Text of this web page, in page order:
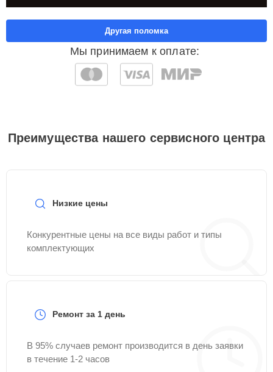
Мы принимаем к оплате:
Другая поломка
Преимущества нашего сервисного центра
Низкие цены
Конкурентные цены на все виды работ и типы
комплектующих
Ремонт за 1 день
В 95% случаев ремонт производится в день заявки
в течение 1-2 часов